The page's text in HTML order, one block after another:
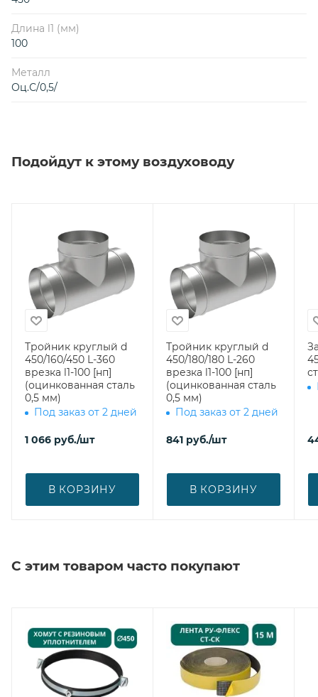
Длина l1 (мм)
100
Металл
Оц.С/0,5/
Подойдут к этому воздуховоду
Тройник круглый d
450/160/450 L-360
врезка l1-100 [нп]
(оцинкованная сталь
0,5 мм)
Под заказ от 2 дней
1 066 руб./шт
В КОРЗИНУ
Тройник круглый d
450/180/180 L-260
врезка l1-100 [нп]
(оцинкованная сталь
0,5 мм)
Под заказ от 2 дней
841 руб./шт
В КОРЗИНУ
450
С этим товаром часто покупают